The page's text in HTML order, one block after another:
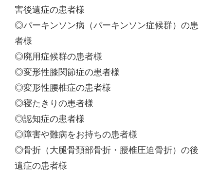
害後遺症の患者様
◎パーキンソン病（パーキンソン症候群）の患
者様
◎廃用症候群の患者様
◎変形性膝関節症の患者様
◎変形性腰椎症の患者様
◎寝たきりの患者様
◎認知症の患者様
◎障害や難病をお持ちの患者様
◎骨折（大腿骨頚部骨折・腰椎圧迫骨折）の後
遺症の患者様